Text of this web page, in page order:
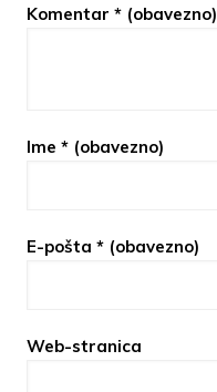
Komentar * (obavezno)
Ime * (obavezno)
E-pošta * (obavezno)
Web-stranica